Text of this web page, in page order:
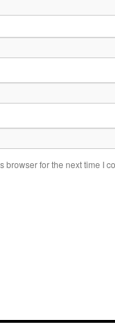
browser for the next time I